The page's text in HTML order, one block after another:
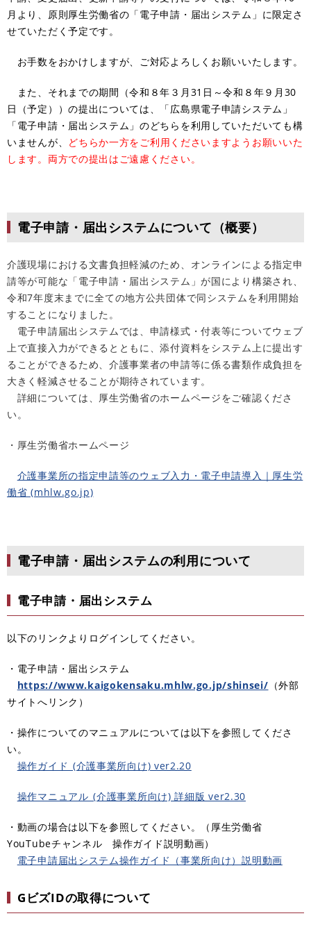
月より、原則厚生労働省の「電子申請・届出システム」に限定さ
せていただく予定です。
お手数をおかけしますが、ご対応よろしくお願いいたします。
また、それまでの期間（令和８年３月31日～令和８年９月30
日（予定））の提出については、「広島県電子申請システム」
「電子申請・届出システム」のどちらを利用していただいても構
いませんが、 どちらか一方をご利用くださいますようお願いいた
します。両方での提出はご遠慮ください。
電子申請・届出システムについて（概要）
介護現場における文書負担軽減のため、オンラインによる指定申
請等が可能な「電子申請・届出システム」が国により構築され、
令和7年度末までに全ての地方公共団体で同システムを利用開始
することになりました。
電子申請届出システムでは、申請様式・付表等についてウェブ
上で直接入力ができるとともに、添付資料をシステム上に提出す
ることができるため、介護事業者の申請等に係る書類作成負担を
大きく軽減させることが期待されています。
詳細については、厚生労働省のホームページをご確認くださ
い。
・厚生労働省ホームページ
介護事業所の指定申請等のウェブ⼊⼒・電⼦申請導⼊｜厚生労
働省 (mhlw.go.jp)
電子申請・届出システムの利用について
電子申請・届出システム
以下のリンクよりログインしてください。
・電子申請・届出システム
https://www.kaigokensaku.mhlw.go.jp/shinsei/ （外部
サイトへリンク）
・操作についてのマニュアルについては以下を参照してくださ
い。
操作ガイド_(介護事業所向け) ver2.20
操作マニュアル_(介護事業所向け) 詳細版 ver2.30
・動画の場合は以下を参照してください。（厚生労働省
YouTubeチャンネル 操作ガイド説明動画）
電子申請届出システム操作ガイド（事業所向け）説明動画
GビズIDの取得について